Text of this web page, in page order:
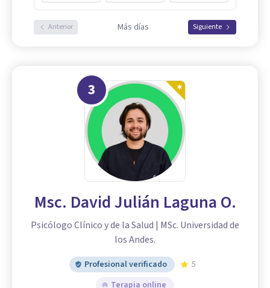
Anterior Más días Siguiente
3
Msc. David Julián Laguna O.
Psicólogo Clínico y de la Salud | MSc. Universidad de
los Andes.
Profesional verificado
5
Terapia online